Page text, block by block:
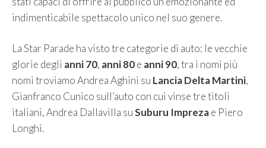
indimenticabile spettacolo unico nel suo genere.
La Star Parade ha visto tre categorie di auto: le vecchie
glorie degli anni 70, anni 80e anni 90, tra i nomi più
nomi troviamo Andrea Aghini su Lancia Delta Martini,
Gianfranco Cunico sull’auto con cui vinse tre titoli
italiani, Andrea Dallavilla suSuburu Imprezae Piero
Longhi.